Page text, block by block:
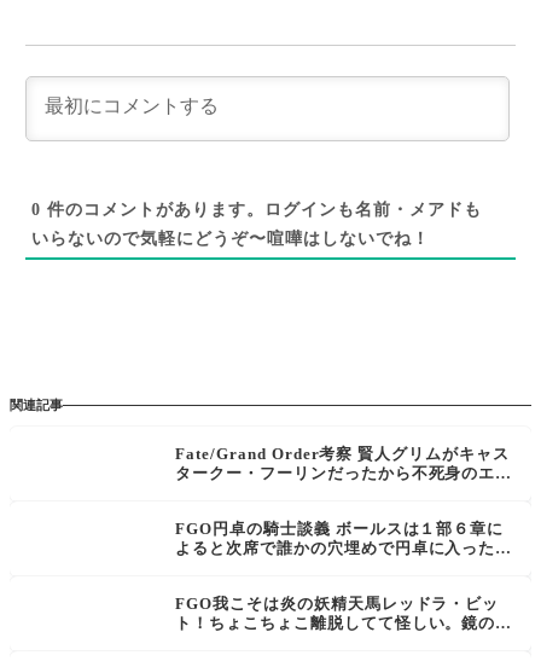
0 件のコメントがあります。ログインも名前・メアドも
いらないので気軽にどうぞ〜喧嘩はしないでね！
関連記事
Fate/Grand Order考察 賢人グリムがキャス
タークー・フーリンだったから不死身のエク
FGO円卓の騎士談義 ボールスは１部６章に
よると次席で誰かの穴埋めで円卓に入ったら
FGO我こそは炎の妖精天馬レッドラ・ビッ
ト！ちょこちょこ離脱してて怪しい。鏡の氏